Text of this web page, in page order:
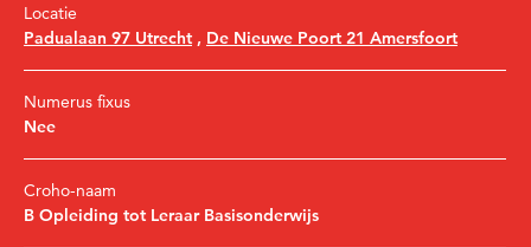
Locatie
Padualaan 97 Utrecht , De Nieuwe Poort 21 Amersfoort
Numerus fixus
Nee
Croho-naam
B Opleiding tot Leraar Basisonderwijs